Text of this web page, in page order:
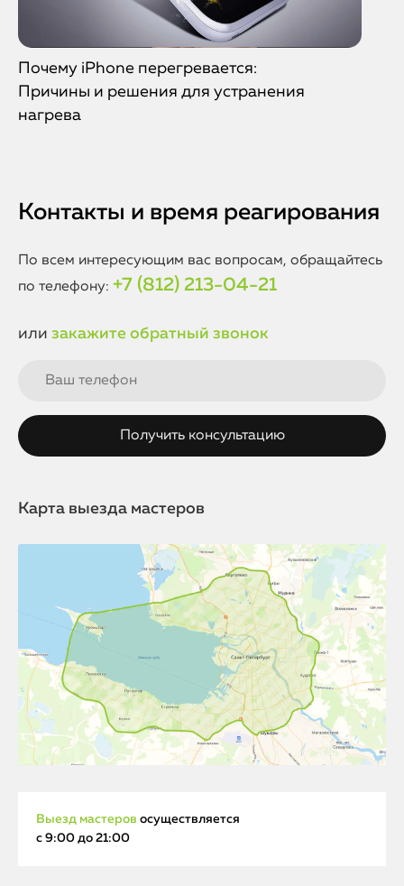
Почему iPhone перегревается:
Причины и решения для устранения
нагрева
Контакты и время реагирования
По всем интересующим вас вопросам, обращайтесь
по телефону: +7 (812) 213-04-21
или закажите обратный звонок
Карта выезда мастеров
Выезд мастеров осуществляется
с 9:00 до 21:00